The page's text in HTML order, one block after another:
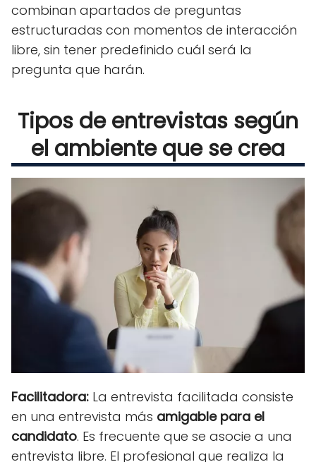
combinan apartados de preguntas
estructuradas con momentos de interacción
libre, sin tener predefinido cuál será la
pregunta que harán.
Tipos de entrevistas según
el ambiente que se crea
Facilitadora: La entrevista facilitada consiste
en una entrevista más amigable para el
candidato. Es frecuente que se asocie a una
entrevista libre. El profesional que realiza la